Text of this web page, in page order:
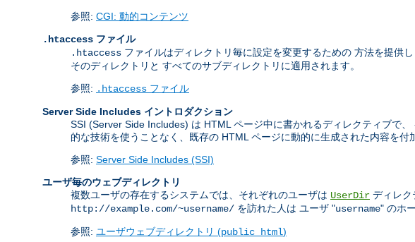
参照: CGI: 動的コンテンツ
.htaccess ファイル
.htaccess ファイルはディレクトリ毎に設定を変更するための 方法を提供
そのディレクトリと すべてのサブディレクトリに適用されます。
参照: .htaccess ファイル
Server Side Includes イントロダクション
SSI (Server Side Includes) は HTML ページ中に書かれるディレクティブで
的な技術を使うことなく、既存の HTML ページに動的に生成された内容を付
参照: Server Side Includes (SSI)
ユーザ毎のウェブディレクトリ
複数ユーザの存在するシステムでは、それぞれのユーザは UserDir ディレク
http://example.com/~username/ を訪れた人は ユーザ "username" のホ
参照: ユーザウェブディレクトリ (public_html)